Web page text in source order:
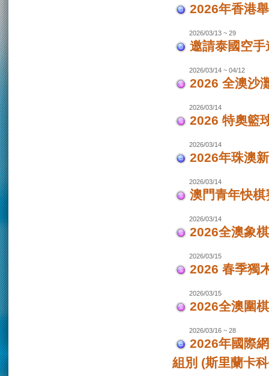
2026年香港
2026/03/13 ~ 29
邀請泰國空
2026/03/14 ~ 04/12
2026 全澳沙
2026/03/14
2026 特奧籃
2026/03/14
2026年珠澳
2026/03/14
澳門青年快棋
2026/03/14
2026全澳象
2026/03/15
2026 春季獨
2026/03/15
2026全澳圍
2026/03/16 ~ 28
2026年國際
組別 (斯里蘭卡